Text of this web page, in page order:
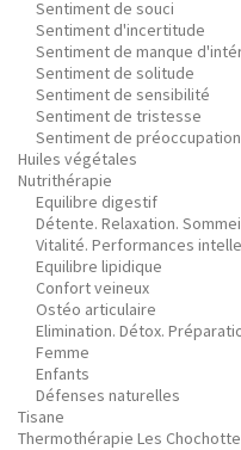
Sentiment de souci
Sentiment d'incertitude
Sentiment de manque
Sentiment de solitude
Sentiment de sensibilité
Sentiment de tristesse
Sentiment de
Huiles végétales
Nutrithérapie
Equilibre digestif
Détente. Relaxation.
Vitalité. Performances
Equilibre lipidique
Confort veineux
Ostéo articulaire
Elimination. Détox.
Femme
Enfants
Défenses naturelles
Tisane
Thermothérapie Les